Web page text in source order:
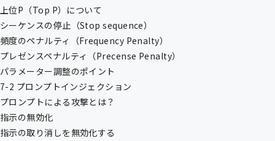
上位P（Top P）について
シーケンスの停止（Stop sequence）
頻度のペナルティ（Frequency Penalty）
プレゼンスペナルティ（Precense Penalty）
パラメーター調整のポイント
7-2 プロンプトインジェクション
プロンプトによる攻撃とは？
指示の無効化
指示の取り消しを無効化する